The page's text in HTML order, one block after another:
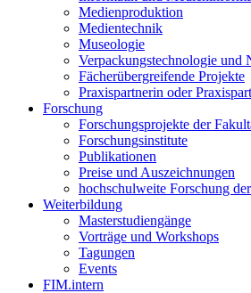
Medienproduktion
Medientechnik
Museologie
Verpackungstechnologie und
Fächerübergreifende Projekte
Praxispartnerin oder
Forschung
Forschungsprojekte der
Forschungsinstitute
Publikationen
Preise und Auszeichnungen
hochschulweite Forschung
Weiterbildung
Masterstudiengänge
Vorträge und Workshops
Tagungen
Events
FIM.intern